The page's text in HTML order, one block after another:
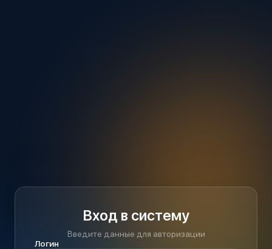
Вход в систему
Введите данные для авторизации
Логин